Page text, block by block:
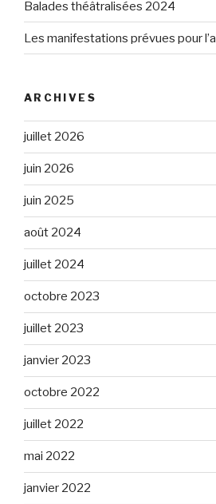
Balades théâtralisées 2024
Les manifestations prévues pour
ARCHIVES
juillet 2026
juin 2026
juin 2025
août 2024
juillet 2024
octobre 2023
juillet 2023
janvier 2023
octobre 2022
juillet 2022
mai 2022
janvier 2022